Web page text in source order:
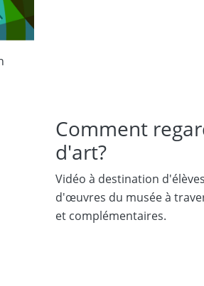
Comment
d'art?
Vidéo à destination
d'œuvres du musée à
et complémentaires.